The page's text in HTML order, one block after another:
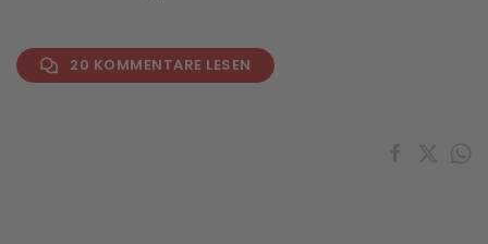
20 KOMMENTARE LESEN